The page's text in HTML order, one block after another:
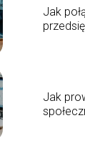
Jak
Jak